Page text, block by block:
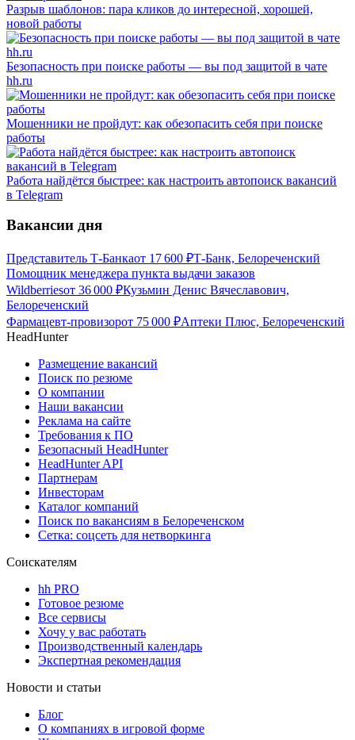
Разрыв шаблонов: пара кликов до интересной, хорошей,
новой работы
Безопасность при поиске работы — вы под защитой в чате
hh.ru
Мошенники не пройдут: как обезопасить себя при поиске
работы
Работа найдётся быстрее: как настроить автопоиск вакансий
в Telegram
Вакансии дня
Представитель Т-Банкаот 17 600 ₽Т-Банк, Белореченский
Помощник менеджера пункта выдачи заказов
Wildberriesот 36 000 ₽Кузьмин Денис Вячеславович,
Белореченский
Фармацевт-провизорот 75 000 ₽Аптеки Плюс, Белореченский
HeadHunter
Размещение вакансий
Поиск по резюме
О компании
Наши вакансии
Реклама на сайте
Требования к ПО
Безопасный HeadHunter
HeadHunter API
Партнерам
Инвесторам
Каталог компаний
Поиск по вакансиям в Белореченском
Сетка: соцсеть для нетворкинга
Соискателям
hh PRO
Готовое резюме
Все сервисы
Хочу у вас работать
Производственный календарь
Экспертная рекомендация
Новости и статьи
Блог
О компаниях в игровой форме